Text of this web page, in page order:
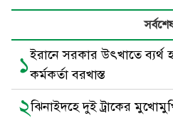
১ইরানে সরকার উৎখাতে ব্যর্থ
কর্মকর্তা বরখাস্ত
২ঝিনাইদহে দুই ট্রাকের